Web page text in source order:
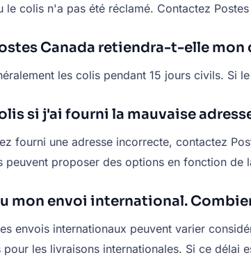
colis n'a pas été réclamé. Contactez
Canada retiendra-t-elle
les colis pendant 15 jours civils.
si j'ai fourni la mauvaise
fourni une adresse incorrecte, contactez
peuvent proposer des options en fonction de
mon envoi international.
envois internationaux peuvent varier
les livraisons internationales. Si ce délai